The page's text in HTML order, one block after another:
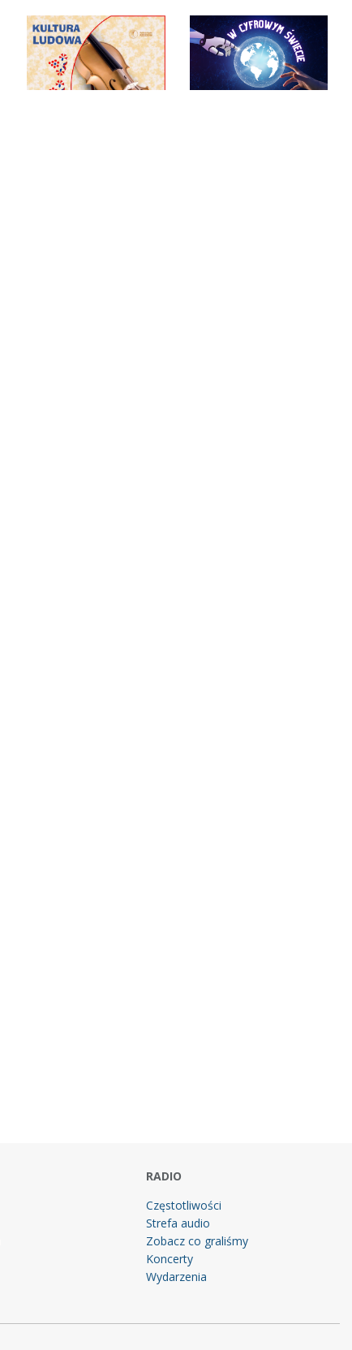
RADIO
Częstotliwości
Strefa audio
Zobacz co graliśmy
Koncerty
Wydarzenia